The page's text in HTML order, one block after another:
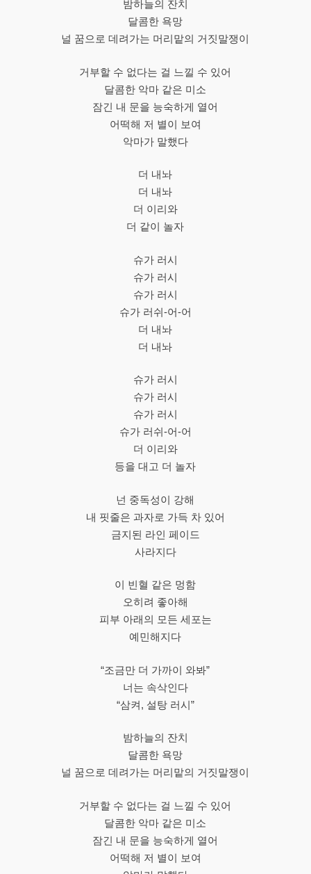
밤하늘의 잔치
달콤한 욕망
널 꿈으로 데려가는 머리맡의 거짓말쟁이
거부할 수 없다는 걸 느낄 수 있어
달콤한 악마 같은 미소
잠긴 내 문을 능숙하게 열어
어떡해 저 별이 보여
악마가 말했다
더 내놔
더 내놔
더 이리와
더 같이 놀자
슈가 러시
슈가 러시
슈가 러시
슈가 러쉬-어-어
더 내놔
더 내놔
슈가 러시
슈가 러시
슈가 러시
슈가 러쉬-어-어
더 이리와
등을 대고 더 놀자
넌 중독성이 강해
내 핏줄은 과자로 가득 차 있어
금지된 라인 페이드
사라지다
이 빈혈 같은 멍함
오히려 좋아해
피부 아래의 모든 세포는
예민해지다
“조금만 더 가까이 와봐”
너는 속삭인다
“삼켜, 설탕 러시”
밤하늘의 잔치
달콤한 욕망
널 꿈으로 데려가는 머리맡의 거짓말쟁이
거부할 수 없다는 걸 느낄 수 있어
달콤한 악마 같은 미소
잠긴 내 문을 능숙하게 열어
어떡해 저 별이 보여